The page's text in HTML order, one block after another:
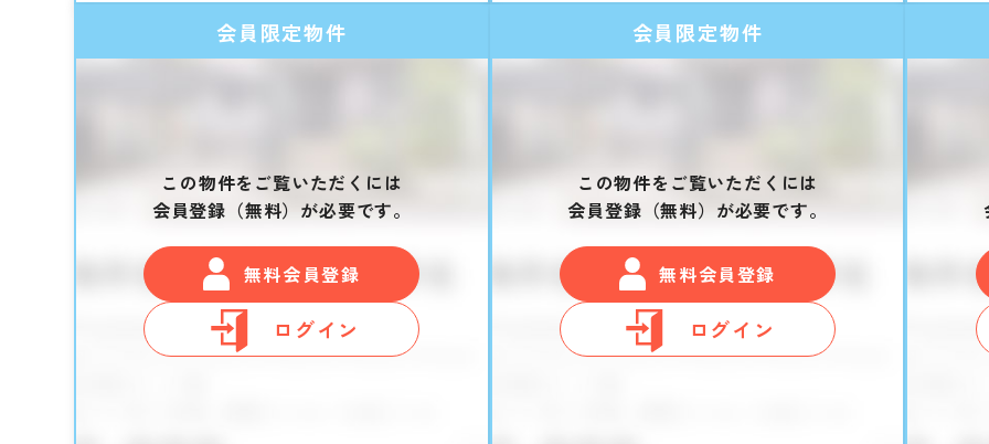
会員限定物件
この物件をご覧いただくには
会員登録（無料）が必要です。
無料会員登録
ログイン
会員限定物件
この物件をご覧いただくには
会員登録（無料）が必要です。
無料会員登録
ログイン